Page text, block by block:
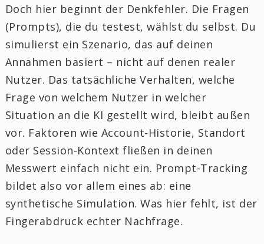
Doch hier beginnt der Denkfehler. Die Fragen
(Prompts), die du testest, wählst du selbst. Du
simulierst ein Szenario, das auf deinen
Annahmen basiert – nicht auf denen realer
Nutzer. Das tatsächliche Verhalten, welche
Frage von welchem Nutzer in welcher
Situation an die KI gestellt wird, bleibt außen
vor. Faktoren wie Account-Historie, Standort
oder Session-Kontext fließen in deinen
Messwert einfach nicht ein. Prompt-Tracking
bildet also vor allem eines ab: eine
synthetische Simulation. Was hier fehlt, ist der
Fingerabdruck echter Nachfrage.